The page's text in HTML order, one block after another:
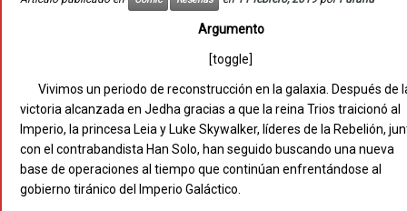
Argumento
[toggle]
Vivimos un periodo de reconstrucción en la galaxia. Después de
victoria alcanzada en Jedha gracias a que la reina Trios traicionó al
Imperio, la princesa Leia y Luke Skywalker, líderes de la Rebelión,
con el contrabandista Han Solo, han seguido buscando una nueva
base de operaciones al tiempo que continúan enfrentándose al
gobierno tiránico del Imperio Galáctico.